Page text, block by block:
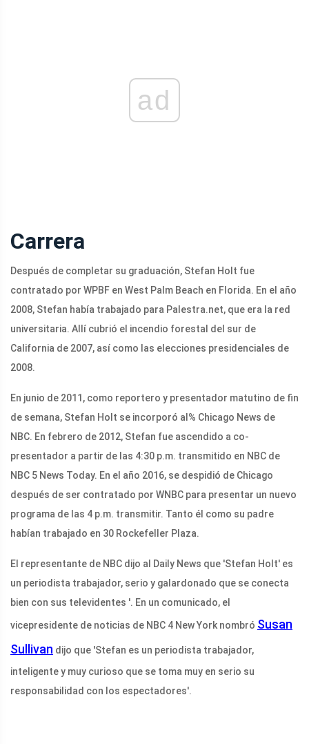
ad
Carrera
Después de completar su graduación, Stefan Holt fue
contratado por WPBF en West Palm Beach en Florida. En el año
2008, Stefan había trabajado para Palestra.net, que era la red
universitaria. Allí cubrió el incendio forestal del sur de
California de 2007, así como las elecciones presidenciales de
2008.
En junio de 2011, como reportero y presentador matutino de fin
de semana, Stefan Holt se incorporó al% Chicago News de
NBC. En febrero de 2012, Stefan fue ascendido a co-
presentador a partir de las 4:30 p.m. transmitido en NBC de
NBC 5 News Today. En el año 2016, se despidió de Chicago
después de ser contratado por WNBC para presentar un nuevo
programa de las 4 p.m. transmitir. Tanto él como su padre
habían trabajado en 30 Rockefeller Plaza.
El representante de NBC dijo al Daily News que 'Stefan Holt' es
un periodista trabajador, serio y galardonado que se conecta
bien con sus televidentes '. En un comunicado, el
vicepresidente de noticias de NBC 4 New York nombró Susan
Sullivan dijo que 'Stefan es un periodista trabajador,
inteligente y muy curioso que se toma muy en serio su
responsabilidad con los espectadores'.